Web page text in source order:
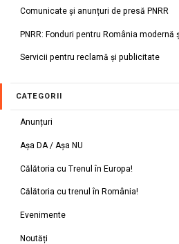
Comunicate și anunțuri de presă PNRR
PNRR: Fonduri pentru România modernă
Servicii pentru reclamă și publicitate
CATEGORII
Anunțuri
Așa DA / Așa NU
Călătoria cu Trenul în Europa!
Călătoria cu trenul în România!
Evenimente
Noutăți